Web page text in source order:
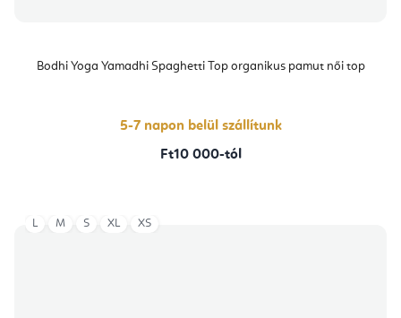
Bodhi Yoga Yamadhi Spaghetti Top organikus pamut női top
5-7 napon belül szállítunk
Ft10 000-tól
L M S XL XS